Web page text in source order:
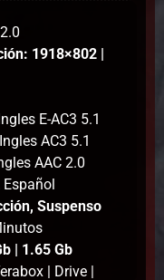
1918×802 |
E-AC3 5.1
AC3 5.1
AAC 2.0
Español
Suspenso
| 1.65 Gb
| Drive |